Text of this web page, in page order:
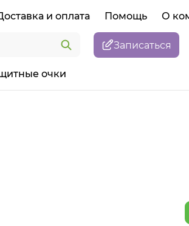
и оплата Помощь О
Записаться
очки